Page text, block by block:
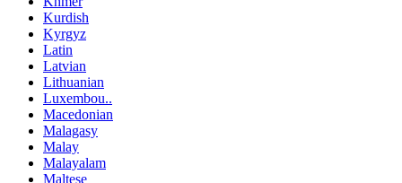
Kurdish
Kyrgyz
Latin
Latvian
Lithuanian
Luxembou..
Macedonian
Malagasy
Malay
Malayalam
Maltese